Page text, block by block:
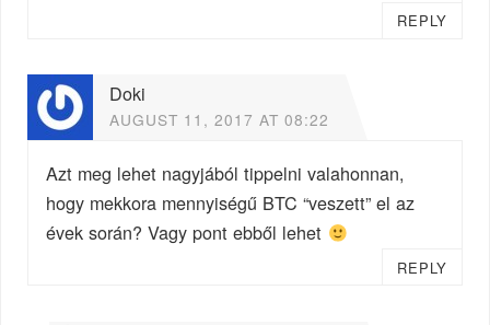
REPLY
Doki
AUGUST 11, 2017 AT 08:22
Azt meg lehet nagyjából tippelni valahonnan,
hogy mekkora mennyiségű BTC “veszett” el az
évek során? Vagy pont ebből lehet
REPLY